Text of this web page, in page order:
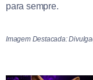
para sempre.
Imagem Destacada: